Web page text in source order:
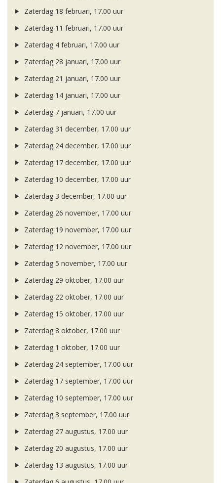
Zaterdag 18 februari, 17.00 uur
Zaterdag 11 februari, 17.00 uur
Zaterdag 4 februari, 17.00 uur
Zaterdag 28 januari, 17.00 uur
Zaterdag 21 januari, 17.00 uur
Zaterdag 14 januari, 17.00 uur
Zaterdag 7 januari, 17.00 uur
Zaterdag 31 december, 17.00 uur
Zaterdag 24 december, 17.00 uur
Zaterdag 17 december, 17.00 uur
Zaterdag 10 december, 17.00 uur
Zaterdag 3 december, 17.00 uur
Zaterdag 26 november, 17.00 uur
Zaterdag 19 november, 17.00 uur
Zaterdag 12 november, 17.00 uur
Zaterdag 5 november, 17.00 uur
Zaterdag 29 oktober, 17.00 uur
Zaterdag 22 oktober, 17.00 uur
Zaterdag 15 oktober, 17.00 uur
Zaterdag 8 oktober, 17.00 uur
Zaterdag 1 oktober, 17.00 uur
Zaterdag 24 september, 17.00 uur
Zaterdag 17 september, 17.00 uur
Zaterdag 10 september, 17.00 uur
Zaterdag 3 september, 17.00 uur
Zaterdag 27 augustus, 17.00 uur
Zaterdag 20 augustus, 17.00 uur
Zaterdag 13 augustus, 17.00 uur